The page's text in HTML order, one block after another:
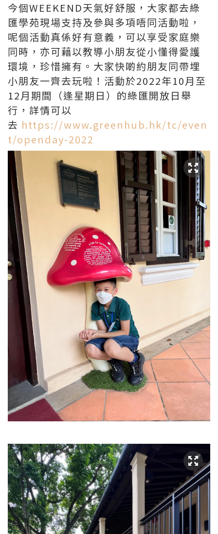
今個WEEKEND天氣好舒服，大家都去綠
匯學苑現場支持及參與多項唔同活動啦，
呢個活動真係好有意義，可以享受家庭樂
同時，亦可藉以教導小朋友從小懂得愛護
環境，珍惜擁有。大家快啲約朋友同帶埋
小朋友一齊去玩啦！活動於2022年10月至
12月期間（逢星期日）的綠匯開放日舉
行，詳情可以
去 https://www.greenhub.hk/tc/even
t/openday-2022